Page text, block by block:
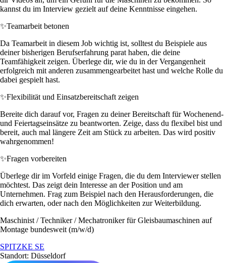
kannst du im Interview gezielt auf deine Kenntnisse eingehen.
✨Teamarbeit betonen
Da Teamarbeit in diesem Job wichtig ist, solltest du Beispiele aus
deiner bisherigen Berufserfahrung parat haben, die deine
Teamfähigkeit zeigen. Überlege dir, wie du in der Vergangenheit
erfolgreich mit anderen zusammengearbeitet hast und welche Rolle du
dabei gespielt hast.
✨Flexibilität und Einsatzbereitschaft zeigen
Bereite dich darauf vor, Fragen zu deiner Bereitschaft für Wochenend-
und Feiertagseinsätze zu beantworten. Zeige, dass du flexibel bist und
bereit, auch mal längere Zeit am Stück zu arbeiten. Das wird positiv
wahrgenommen!
✨Fragen vorbereiten
Überlege dir im Vorfeld einige Fragen, die du dem Interviewer stellen
möchtest. Das zeigt dein Interesse an der Position und am
Unternehmen. Frag zum Beispiel nach den Herausforderungen, die
dich erwarten, oder nach den Möglichkeiten zur Weiterbildung.
Maschinist / Techniker / Mechatroniker für Gleisbaumaschinen auf
Montage bundesweit (m/w/d)
SPITZKE SE
Standort: Düsseldorf